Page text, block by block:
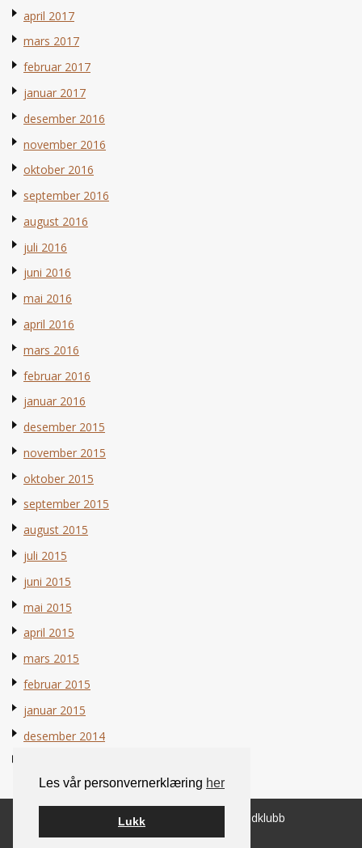
Les vår personvernerklæring her
Lukk
april 2017
mars 2017
februar 2017
januar 2017
desember 2016
november 2016
oktober 2016
september 2016
august 2016
juli 2016
juni 2016
mai 2016
april 2016
mars 2016
februar 2016
januar 2016
desember 2015
november 2015
oktober 2015
september 2015
august 2015
juli 2015
juni 2015
mai 2015
april 2015
mars 2015
februar 2015
januar 2015
desember 2014
© 2026 Norsk Berner Sennenhundklubb